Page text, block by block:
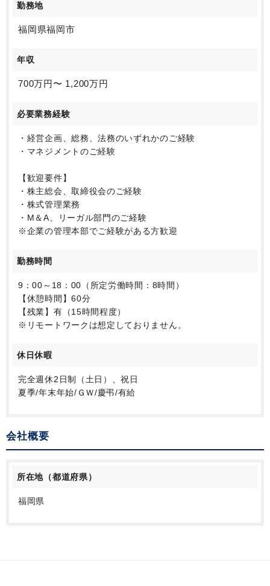
勤務地
福岡県福岡市
年収
700万円〜 1,200万円
必要業務経験
・経営企画、総務、法務のいずれかのご経験
・マネジメントのご経験
【歓迎要件】
・株主総会、取締役会のご経験
・株式管理業務
・M＆A、リーガル部門のご経験
※企業の管理本部でご経験がある方歓迎
勤務時間
9：00～18：00（所定労働時間：8時間）
【休憩時間】60分
【残業】有（15時間程度）
※リモートワークは想定しておりません。
休日休暇
完全週休2日制（土日）、祝日
夏季/年末年始/ＧＷ/慶弔/有給
会社概要
所在地（都道府県）
福岡県